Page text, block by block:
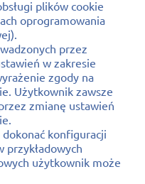
plików cookie
oprogramowania
przez
w zakresie
zgody na
Użytkownik zawsze
zmianę ustawień
konfiguracji
przykładowych
użytkownik może